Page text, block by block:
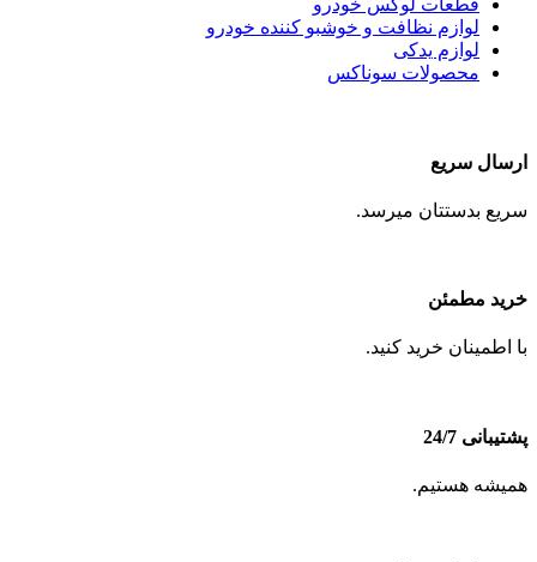
قطعات لوکس خودرو
لوازم نظافت و خوشبو کننده خودرو
لوازم یدکی
محصولات سوناکس
ارسال سریع
سریع بدستتان میرسد.
خرید مطمئن
با اطمینان خرید کنید.
پشتیبانی 24/7
همیشه هستیم.